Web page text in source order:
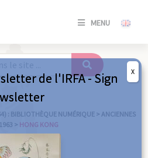
MENU
SE
/
: BIBLIOTHÈQUE NUMÉRIQUE > ANCIENNES
> HONG KONG
de l'IRFA - Sign
X